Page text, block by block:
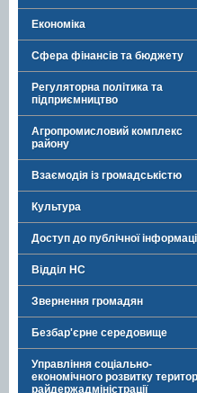
Економіка
Сфера фінансів та бюджету
Регуляторна політика та
підприємництво
Агропромисловий комплекс
району
Взаємодія із громадськістю
Культура
Доступ до публічної
Відділ НС
Звернення громадян
Безбар'єрне середовище
Управління соціально-
економічного розвитку
райдержадміністрації